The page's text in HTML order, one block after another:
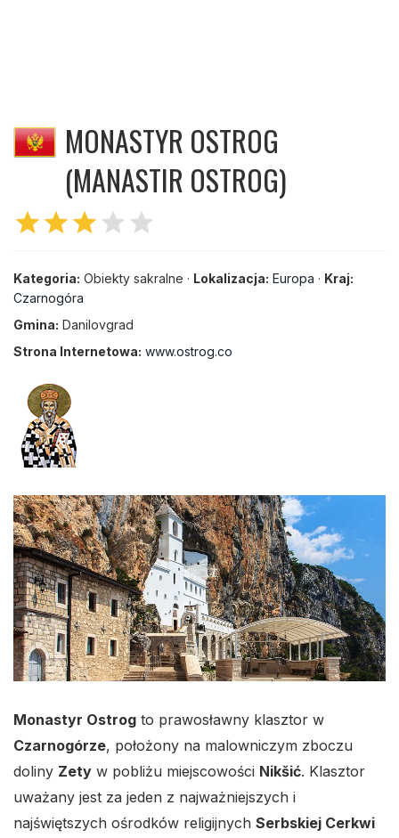
MONASTYR OSTROG
(MANASTIR OSTROG)
starstarstar star star
Kategoria: Obiekty sakralne · Lokalizacja: Europa · Kraj:
Czarnogóra
Gmina: Danilovgrad
Strona Internetowa: www.ostrog.co
Monastyr Ostrog to prawosławny klasztor w
Czarnogórze, położony na malowniczym zboczu
doliny Zety w pobliżu miejscowości Nikšić. Klasztor
uważany jest za jeden z najważniejszych i
najświętszych ośrodków religijnych Serbskiej Cerkwi